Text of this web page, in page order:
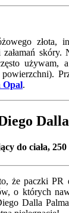
złota,
używam,
Opal.
do ciała, 250
że paczki PR
o których
Dalla